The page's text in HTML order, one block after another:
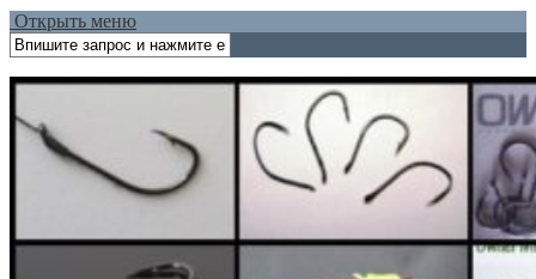
Открыть меню